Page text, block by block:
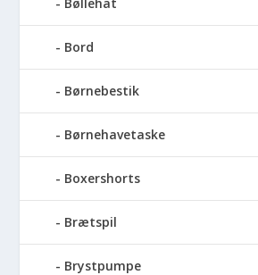
Bord
Børnebestik
Børnehavetaske
Boxershorts
Brætspil
Brystpumpe